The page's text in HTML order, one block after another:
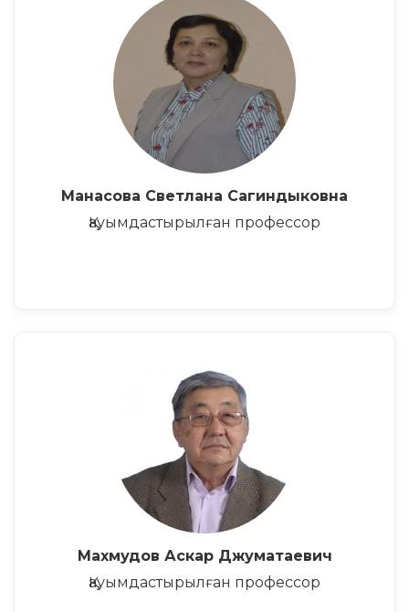
Манасова Светлана Сагиндыковна
Қауымдастырылған профессор
Махмудов Аскар Джуматаевич
Қауымдастырылған профессор